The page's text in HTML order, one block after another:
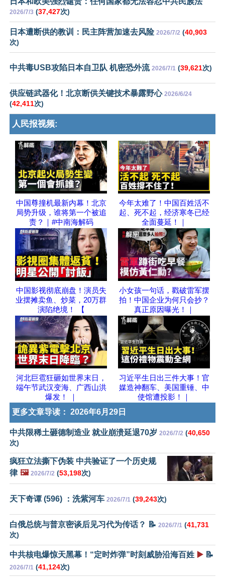
2026/7/3 (37,427次)
日本遭断供的教训：民主阵营加速去风险 2026/7/2 (40,903
次)
中共毒USB攻陷日本自卫队 机密恐外流 2026/7/1 (39,621次)
供应链武器化！北京断供关键技术暴露野心 2026/6/24
(42,411次)
人民报视频:
中国尊撞机最新内幕！北京
局势升级，谁将第一个被追
责？｜#中南海解码
今年太难了！中国百姓活不
起、死不起，经济寒冬已经
全面蔓延！｜
中国影视彻底崩盘！演员失
业摆摊卖鱼、炒菜，20万群
演陷绝境！ 【
小女孩一句话，戳破雷军摆
拍！中国企业为何只会抄？
真正原因曝光！｜
河北巨雹狂砸如世界末日，
端午节武汉变海、广西山洪
爆发！ ｜
习近平生日出三件大事！官
媒造神翻车、美国重锤、中
使馆遭投影！｜
更多文章导读： 2026年6月29日
中共限稀土砸德制造业 就业崩溃延退70岁 2026/7/2 (40,650
次)
疯狂立法撕下伪装 中共验证了一个历史规
律 🖼️ 2026/7/2 (53,198次)
天下奇谭 (596) ：洗紫河车 2026/7/1 (39,243次)
白俄总统与普京密谈后见习代为传话？ 📝 2026/7/1 (41,731
次)
中共核电爆惊天黑幕！“定时炸弹”时刻威胁沿海百姓 ▶️ 📝
2026/7/1 (41,124次)